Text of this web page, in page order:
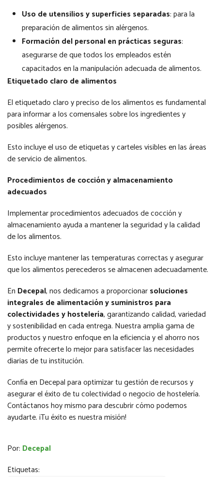
Uso de utensilios y superficies separadas: para la
preparación de alimentos sin alérgenos.
Formación del personal en prácticas seguras:
asegurarse de que todos los empleados estén
capacitados en la manipulación adecuada de alimentos.
Etiquetado claro de alimentos
El etiquetado claro y preciso de los alimentos es fundamental
para informar a los comensales sobre los ingredientes y
posibles alérgenos.
Esto incluye el uso de etiquetas y carteles visibles en las áreas
de servicio de alimentos.
Procedimientos de cocción y almacenamiento
adecuados
Implementar procedimientos adecuados de cocción y
almacenamiento ayuda a mantener la seguridad y la calidad
de los alimentos.
Esto incluye mantener las temperaturas correctas y asegurar
que los alimentos perecederos se almacenen adecuadamente.
En Decepal, nos dedicamos a proporcionarsoluciones
integrales de alimentación y suministros para
colectividades y hostelería, garantizando calidad, variedad
y sostenibilidad en cada entrega. Nuestra amplia gama de
productos y nuestro enfoque en la eficiencia y el ahorro nos
permite ofrecerte lo mejor para satisfacer las necesidades
diarias de tu institución.
Confía en Decepal para optimizar tu gestión de recursos y
asegurar el éxito de tu colectividad o negocio de hostelería.
Contáctanos hoy mismo para descubrir cómo podemos
ayudarte. ¡Tu éxito es nuestra misión!
Por: Decepal
Etiquetas: